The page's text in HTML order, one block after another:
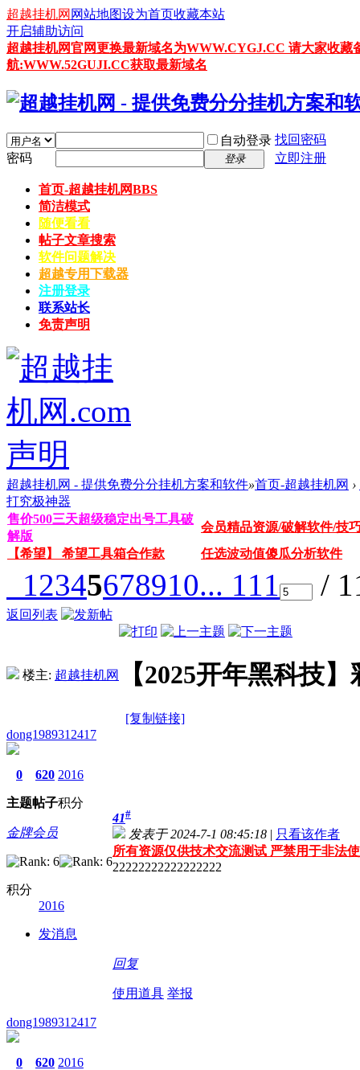
超越挂机网 网站地图设为首页收藏本站
开启辅助访问
超越挂机网官网更换最新域名为WWW.CYGJ.CC 请大家收
航:WWW.52GUJI.CC获取最新域名
自动登录 找回密码
密码
登录 立即注册
首页-超越挂机网BBS
简洁模式
随便看看
帖子文章搜索
软件问题解决
超越专用下载器
注册登录
联系站长
免责声明
超越挂机网 - 提供免费分分挂机方案和软件»首页-超越挂机网 ›
打究极神器
售价500三天超级稳定出号工具破
解版
会员精品资源/破解软件/技
【希望】 希望工具箱合作款
任选波动值傻瓜分析软件
12345678910... 111 /
返回列表
楼主: 超越挂机网 【2025开年黑科技
[复制链接]
dong1989312417
0
主题
620
帖子
2016
积分
金牌会员
积分
2016
发消息
41#
发表于 2024-7-1 08:45:18 | 只看该作者
所有资源仅供技术交流测试 严禁用于非法
22222222222222222
回复
使用道具 举报
dong1989312417
0 620 2016